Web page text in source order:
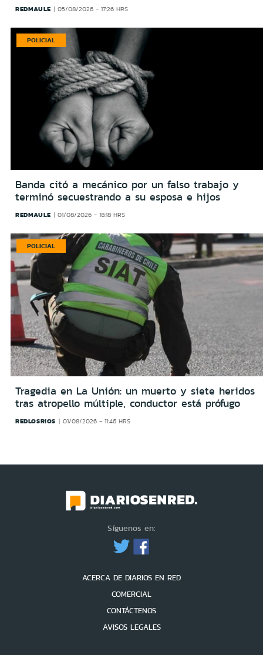
REDMAULE 05/08/2026 - 17:26 HRS
POLICIAL
Banda citó a mecánico por un falso trabajo y
terminó secuestrando a su esposa e hijos
REDMAULE 01/08/2026 - 18:18 HRS
POLICIAL
Tragedia en La Unión: un muerto y siete heridos
tras atropello múltiple, conductor está prófugo
REDLOSRIOS 01/08/2026 - 11:46 HRS
Síguenos en:
ACERCA DE DIARIOS EN RED
COMERCIAL
CONTÁCTENOS
AVISOS LEGALES